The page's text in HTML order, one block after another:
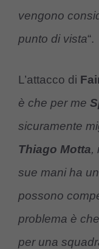
vengono
punto di vista“.
L’attacco di
è che per me
sicuramente
Thiago Motta,
sue mani ha
possono
problema è
per una